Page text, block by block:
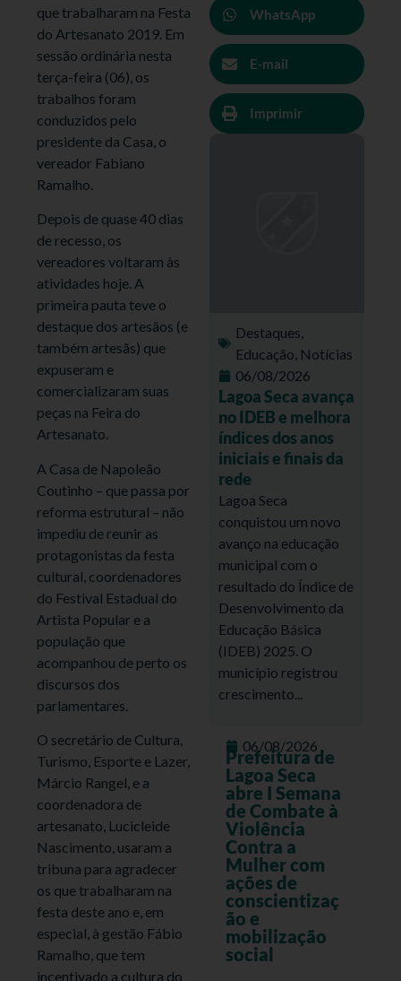
que trabalharam na Festa
do Artesanato 2019. Em
sessão ordinária nesta
terça-feira (06), os
trabalhos foram
conduzidos pelo
presidente da Casa, o
vereador Fabiano
Ramalho.
Depois de quase 40 dias
de recesso, os
vereadores voltaram às
atividades hoje. A
primeira pauta teve o
destaque dos artesãos (e
também artesãs) que
expuseram e
comercializaram suas
peças na Feira do
Artesanato.
A Casa de Napoleão
Coutinho – que passa por
reforma estrutural – não
impediu de reunir as
protagonistas da festa
cultural, coordenadores
do Festival Estadual do
Artista Popular e a
população que
acompanhou de perto os
discursos dos
parlamentares.
O secretário de Cultura,
Turismo, Esporte e Lazer,
Márcio Rangel, e a
coordenadora de
artesanato, Lucicleide
Nascimento, usaram a
tribuna para agradecer
os que trabalharam na
festa deste ano e, em
especial, à gestão Fábio
Ramalho, que tem
incentivado a cultura do
WhatsApp
E-mail
Imprimir
Destaques,
Educação, Notícias
06/08/2026
Lagoa Seca avança
no IDEB e melhora
índices dos anos
iniciais e finais da
rede
Lagoa Seca
conquistou um novo
avanço na educação
municipal com o
resultado do Índice de
Desenvolvimento da
Educação Básica
(IDEB) 2025. O
município registrou
crescimento...
06/08/2026
Prefeitura de
Lagoa Seca
abre I Semana
de Combate à
Violência
Contra a
Mulher com
ações de
conscientizaç
ão e
mobilização
social